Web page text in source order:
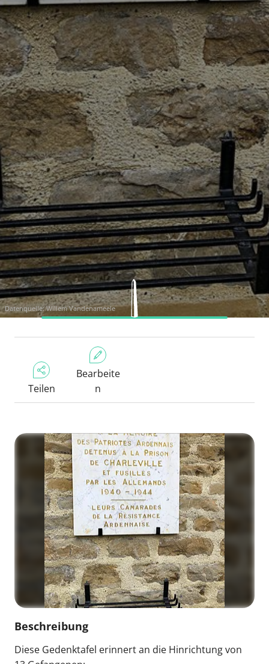
Datenquelle: Willem Vandenameele
Teilen
Bearbeite
n
Beschreibung
Diese Gedenktafel erinnert an die Hinrichtung von